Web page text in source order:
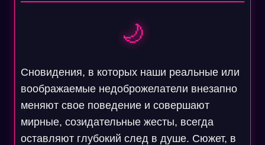
🌙
Сновидения, в которых наши реальные или
воображаемые недоброжелатели внезапно
меняют свое поведение и совершают
мирные, созидательные жесты, всегда
оставляют глубокий след в душе. Сюжет, в